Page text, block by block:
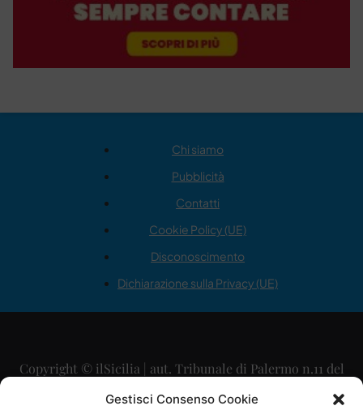
Gestisci Consenso Cookie
Chi siamo
Pubblicità
Contatti
Cookie Policy (UE)
Disconoscimento
Dichiarazione sulla Privacy (UE)
Copyright © ilSicilia | aut. Tribunale di Palermo n.11 del
29/09/2015